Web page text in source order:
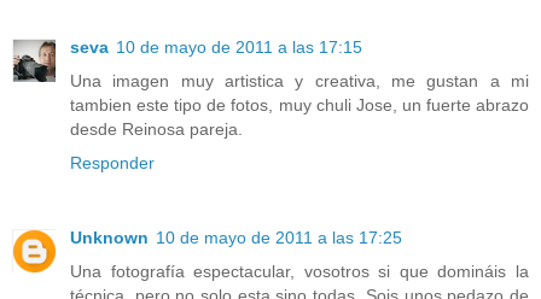
seva 10 de mayo de 2011 a las 17:15
Una imagen muy artistica y creativa, me gustan a mi
tambien este tipo de fotos, muy chuli Jose, un fuerte abrazo
desde Reinosa pareja.
Responder
Unknown 10 de mayo de 2011 a las 17:25
Una fotografía espectacular, vosotros si que domináis la